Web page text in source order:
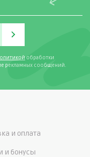
обработки
рекламных сообщений.
и оплата
и бонусы